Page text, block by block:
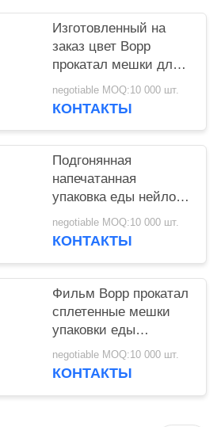
Изготовленный на
заказ цвет Bopp
прокатал мешки для
пакуя риса/муки,
температуры упорной
negotiable MOQ:10 000 шт.
КОНТАКТЫ
Подгонянная
напечатанная
упаковка еды нейлона
PP кладет в мешки
для риса/семян/муки
negotiable MOQ:10 000 шт.
КОНТАКТЫ
Фильм Bopp прокатал
сплетенные мешки
упаковки еды
вкладышей
полипропилена Eco-
negotiable MOQ:10 000 шт.
КОНТАКТЫ